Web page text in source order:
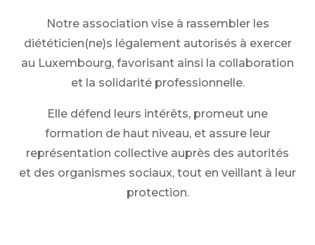
Notre association vise à rassembler les
diététicien(ne)s légalement autorisés à exercer
au Luxembourg, favorisant ainsi la collaboration
et la solidarité professionnelle.
Elle défend leurs intérêts, promeut une
formation de haut niveau, et assure leur
représentation collective auprès des autorités
et des organismes sociaux, tout en veillant à leur
protection.